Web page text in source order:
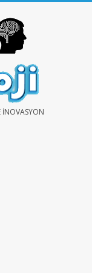
İNOVASYON